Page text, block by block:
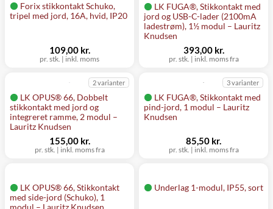
Forix stikkontakt Schuko,
tripel med jord, 16A, hvid, IP20
pr. stk. | inkl. moms
109,00 kr.
LK FUGA®, Stikkontakt med
jord og USB-C-lader (2100mA
ladestrøm), 1½ modul – Lauritz
Knudsen
pr. stk. | inkl. moms fra
393,00 kr.
LK OPUS® 66, Dobbelt
stikkontakt med jord og
integreret ramme, 2 modul –
Lauritz Knudsen
2 varianter
pr. stk. | inkl. moms fra
155,00 kr.
LK FUGA®, Stikkontakt med
pind-jord, 1 modul – Lauritz
Knudsen
3 varianter
pr. stk. | inkl. moms fra
85,50 kr.
LK OPUS® 66, Stikkontakt
med side-jord (Schuko), 1
modul – Lauritz Knudsen
Underlag 1-modul, IP55, sort